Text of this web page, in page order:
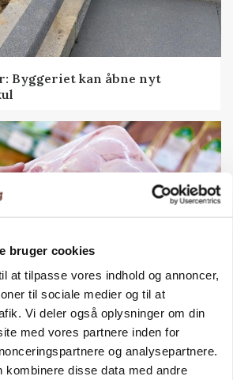
bruger cookies
at tilpasse vores indhold og annoncer,
til sociale medier og til at
Vi deler også oplysninger om din
med vores partnere inden for
og analysepartnere.
kombinere disse data med andre
Byggeriet kan åbne nyt
pr. kg vokser: Polsk kylling